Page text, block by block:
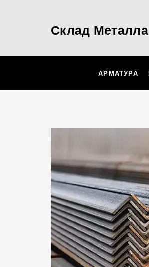
Склад Металла
АРМАТУРА